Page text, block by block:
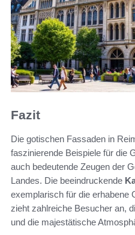
Fazit
Die gotischen Fassaden in
faszinierende Beispiele für die
auch bedeutende Zeugen der
Landes. Die beeindruckende
exemplarisch für die erhabene
zieht zahlreiche Besucher an,
und die majestätische